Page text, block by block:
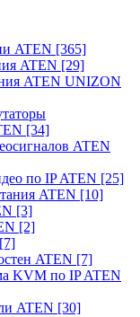
ATEN [365]
ATEN [29]
ATEN UNIZON
[34]
ATEN
по IP ATEN [25]
ATEN [10]
[3]
[2]
[7]
ATEN [7]
KVM по IP ATEN
ATEN [30]